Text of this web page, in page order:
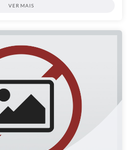
VER MAIS